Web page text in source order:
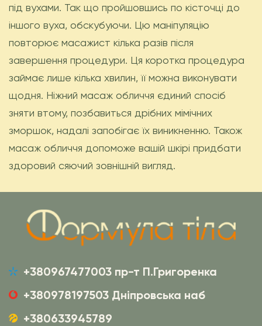
під вухами. Так що пройшовшись по кісточці до
іншого вуха, обскубуючи. Цю маніпуляцію
повторює масажист кілька разів після
завершення процедури. Ця коротка процедура
займає лише кілька хвилин, її можна виконувати
щодня. Ніжний масаж обличчя єдиний спосіб
зняти втому, позбавиться дрібних мімічних
зморшок, надалі запобігає їх виникненню. Також
масаж обличчя допоможе вашій шкірі придбати
здоровий сяючий зовнішній вигляд.
+380967477003 пр-т П.Григоренка
+380978197503 Дніпровська наб
+380633945789